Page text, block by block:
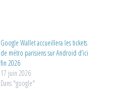
Google Wallet accueillera les tickets
de métro parisiens sur Android d’ici
fin 2026
17 juin 2026
Dans "google"